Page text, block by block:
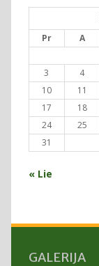
Pr A
3
4
10
11
17
18
24
25
31
« Lie
GALERIJA